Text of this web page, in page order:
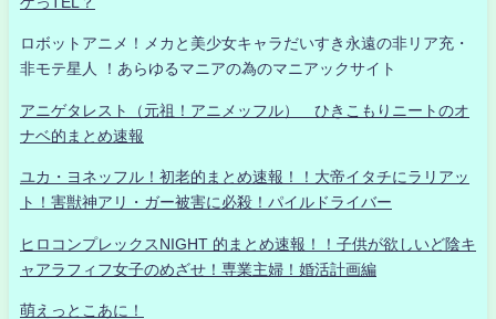
ロボットアニメ！メカと美少女キャラだいすき永遠の非リア充・
非モテ星人 ！あらゆるマニアの為のマニアックサイト
アニゲタレスト（元祖！アニメッフル） ひきこもりニートのオ
ナベ的まとめ速報
ユカ・ヨネッフル！初老的まとめ速報！！大帝イタチにラリアッ
ト！害獣神アリ・ガー被害に必殺！パイルドライバー
ヒロコンプレックスNIGHT 的まとめ速報！！子供が欲しいど陰キ
ャアラフィフ女子のめざせ！専業主婦！婚活計画編
萌えっとこあに！